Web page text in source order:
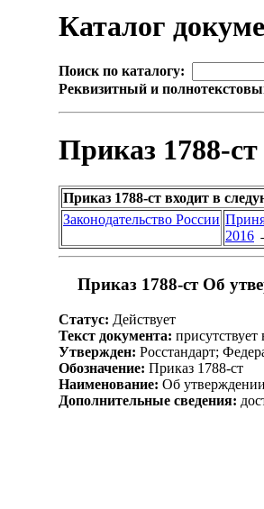
Каталог
Поиск по каталогу:
Реквизитный и
Приказ 1788-
Приказ 1788-ст входит в
Законодательство России
2016
Приказ 1788-ст Об
Статус: Действует
Текст документа:
Утвержден: Росстандарт;
Обозначение: Приказ 1788-ст
Наименование: Об
Дополнительные сведения: